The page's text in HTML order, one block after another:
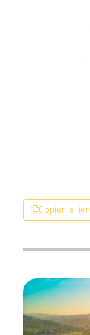
Copier le lien